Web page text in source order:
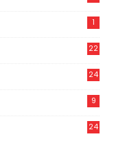
1
22
24
9
24